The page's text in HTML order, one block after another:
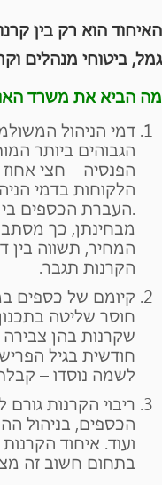
האיחוד הוא רק בין
גמל, ביטוחי מנהלים
מה הביא את משרד
דמי הניהול
הגבוהים ביותר
הפנסיה – חצי
הלקוחות בדמי
.העברת הכספים
מבחינתן, כך
המחיר, תשווה בין
הקרנות תגבר.
קיומם של כספים
חוסר שליטה
שקרנות בהן
חודשית בגיל
לשמה נוסדו –
ריבוי הקרנות גורם
הכספים, בניהול
ועוד. איחוד
בתחום חשוב זה